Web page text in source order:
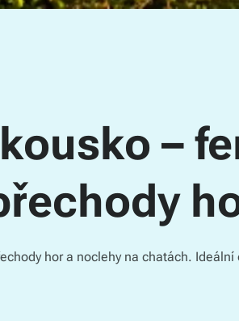
–
hor a noclehy na chatách.